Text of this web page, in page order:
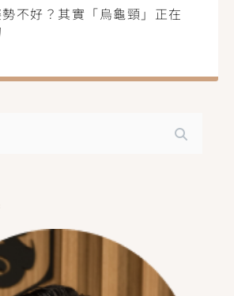
不好？其實「烏龜頸」正在